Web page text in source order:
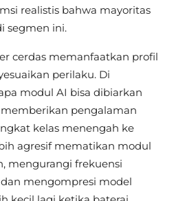
realistis bahwa mayoritas
segmen ini.
cerdas memanfaatkan profil
perilaku. Di
modul AI bisa dibiarkan
pengalaman
kelas menengah ke
agresif mematikan modul
mengurangi frekuensi
mengompresi model